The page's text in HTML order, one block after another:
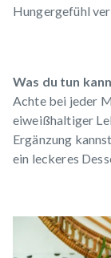
Hungergefühl
Was du tun
Achte bei jeder
eiweißhaltiger
Ergänzung
ein leckeres